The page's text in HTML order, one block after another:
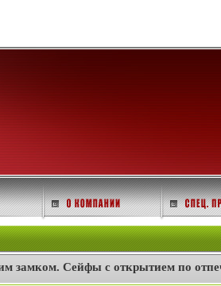
замком. Сейфы с открытием по